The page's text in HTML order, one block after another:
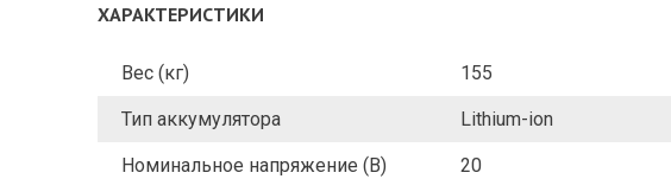
ХАРАКТЕРИСТИКИ
Вес (кг) 155
Тип аккумулятора Lithium-ion
Номинальное напряжение (В) 20